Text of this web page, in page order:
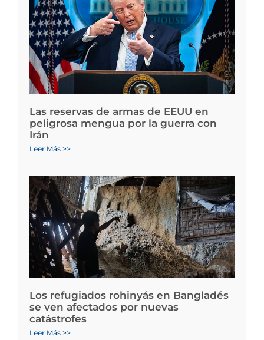
Las reservas de armas de EEUU en
peligrosa mengua por la guerra con
Irán
Leer Más >>
Los refugiados rohinyás en Bangladés
se ven afectados por nuevas
catástrofes
Leer Más >>